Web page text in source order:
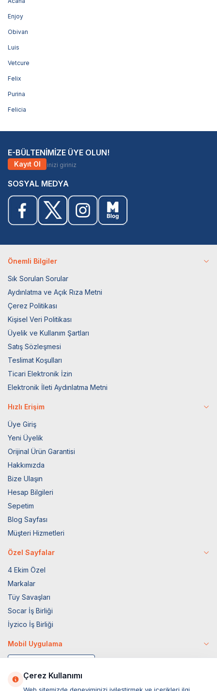
Enjoy
Obivan
Luis
Vetcure
Felix
Purina
Felicia
E-BÜLTENİMİZE ÜYE OLUN!
Kayıt Ol
SOSYAL MEDYA
Önemli Bilgiler
Sık Sorulan Sorular
Aydınlatma ve Açık Rıza Metni
Çerez Politikası
Kişisel Veri Politikası
Üyelik ve Kullanım Şartları
Satış Sözleşmesi
Teslimat Koşulları
Ticari Elektronik İzin
Elektronik İleti Aydınlatma Metni
Hızlı Erişim
Üye Giriş
Yeni Üyelik
Orijinal Ürün Garantisi
Hakkımızda
Bize Ulaşın
Hesap Bilgileri
Sepetim
Blog Sayfası
Müşteri Hizmetleri
Özel Sayfalar
4 Ekim Özel
Markalar
Tüy Savaşları
Socar İş Birliği
İyzico İş Birliği
Mobil Uygulama
Çerez Kullanımı